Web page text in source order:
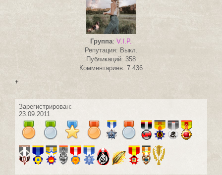
Группа: V.I.P.
Репутация: Выкл.
Публикаций: 358
Комментариев: 7 436
+
Зарегистрирован:
23.09.2011